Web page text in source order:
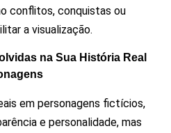
conflitos, conquistas ou
a visualização.
na Sua História Real
em personagens fictícios,
e personalidade, mas